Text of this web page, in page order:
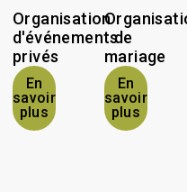
Organisation
d'événements
privés
En
savoir
plus
de
mariage
En
savoir
plus